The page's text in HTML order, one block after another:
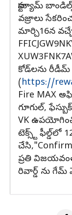
కాస్ట్యూమ్
వజ్రాలు
మార్చి16న
కోడ్‌లను
(https://
Fire MAX
గూగుల్,
VK
టెక్స్ట్ ఫీల్డ్‌లో
ప్రతి
రివార్డ్ ను